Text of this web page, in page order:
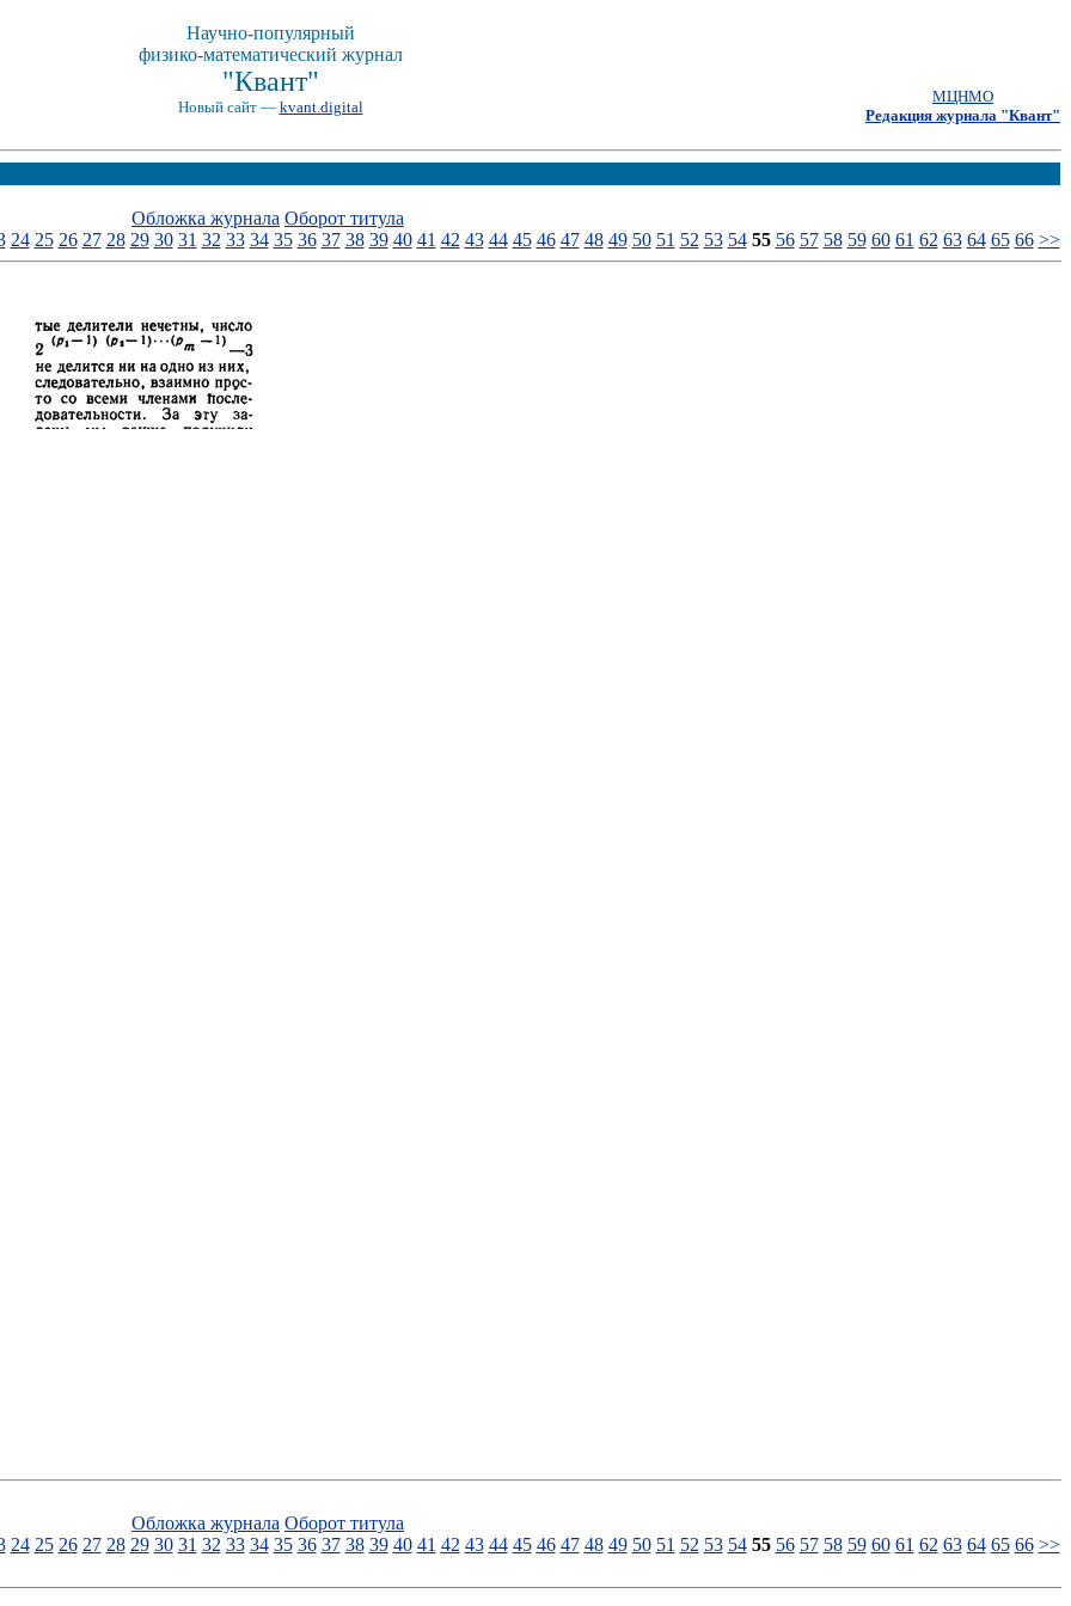
Научно-популярный
физико-математический журнал
"Квант"
Новый сайт — kvant.digital
МЦНМО
Редакция журнала "Квант"
Обложка журнала Оборот титула
24 25 26 27 28 29 30 31 32 33 34 35 36 37 38 39 40 41 42 43 44 45 46 47 48 49 50 51 52 53 54 55 56 57 58 59 60 61 62 63 64 65 66 >>
Обложка журнала Оборот титула
24 25 26 27 28 29 30 31 32 33 34 35 36 37 38 39 40 41 42 43 44 45 46 47 48 49 50 51 52 53 54 55 56 57 58 59 60 61 62 63 64 65 66 >>